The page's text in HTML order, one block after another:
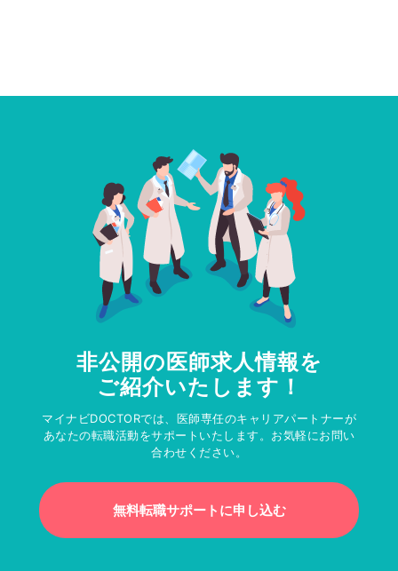
非公開の医師求人情報を
ご紹介いたします！
マイナビDOCTORでは、医師専任のキャリアパートナーが
あなたの転職活動をサポートいたします。お気軽にお問い
合わせください。
無料転職サポートに申し込む